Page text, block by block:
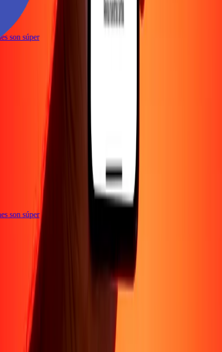
son súper
son súper
Acerca de
Conviértete en agenteConviértete en socio
Conviértete en socio estratégico
Carreras Promociones
Transferencia internacional de dinero
Soporte